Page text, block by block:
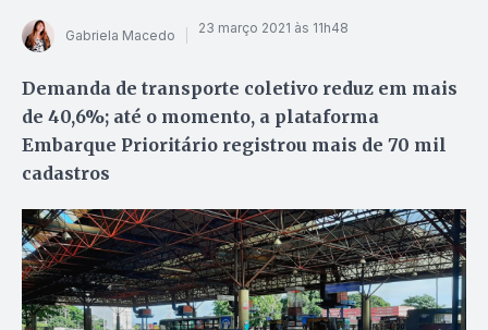
Gabriela Macedo 23 março 2021 às 11h48
Demanda de transporte coletivo reduz em mais
de 40,6%; até o momento, a plataforma
Embarque Prioritário registrou mais de 70 mil
cadastros